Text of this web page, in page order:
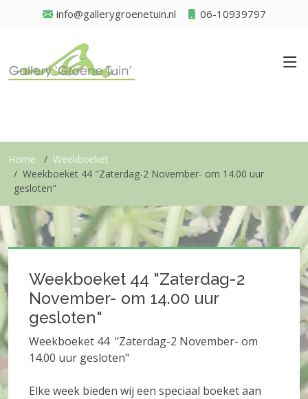
info@gallerygroenetuin.nl 06-10939797
Home
Weekboeket
Weekboeket 44 "Zaterdag-2 November- om 14.00 uur
gesloten"
Weekboeket 44 "Zaterdag-2
November- om 14.00 uur
gesloten"
Weekboeket 44 "Zaterdag-2 November- om
14.00 uur gesloten"
Elke week bieden wij een speciaal boeket aan